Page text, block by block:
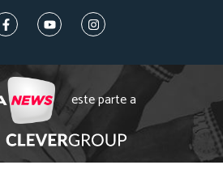
este parte a